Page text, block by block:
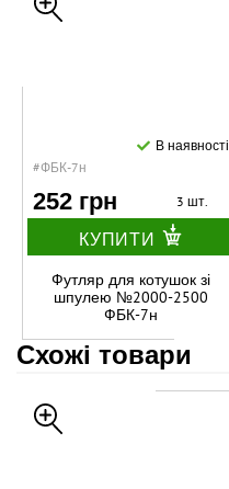
#ФБК-7н
В наявності
252 грн 3 шт.
КУПИТИ
Футляр для котушок зі
шпулею №2000-2500
ФБК-7н
Схожі товари